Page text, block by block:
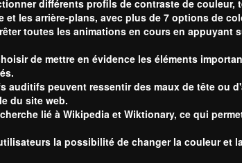
différents profils de contraste de
les arrière-plans, avec plus de 7 options de
toutes les animations en cours en
de mettre en évidence les éléments
auditifs peuvent ressentir des maux de tête ou
du site web.
lié à Wikipedia et Wiktionary, ce qui
la possibilité de changer la couleur et